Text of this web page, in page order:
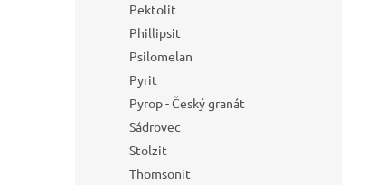
Pektolit
Phillipsit
Psilomelan
Pyrit
Pyrop - Český granát
Sádrovec
Stolzit
Thomsonit